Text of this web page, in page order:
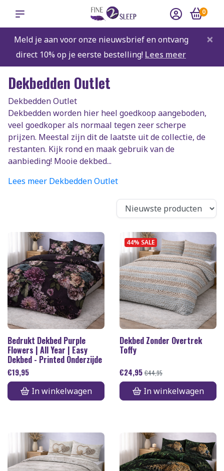
0
Meld je aan voor onze nieuwsbrief en ontvang
direct 10% op je eerste bestelling! Lees meer
×
Dekbedden Outlet
Dekbedden Outlet
Dekbedden worden hier heel goedkoop aangeboden,
veel goedkoper als normaal tegen zeer scherpe
prijzen. Meestal zijn dit de laatste uit de collectie, de
restanten. Kijk rond en maak gebruik van de
aanbieding! Mooie dekbed...
Lees meer Dekbedden Outlet
Bedrukt Dekbed Purple
Flowers | All Year | Easy
Dekbed - Printed Onderzijde
€19,95
In winkelwagen
44% SALE
Dekbed Zonder Overtrek
Toffy
€24,95 €44,95
In winkelwagen